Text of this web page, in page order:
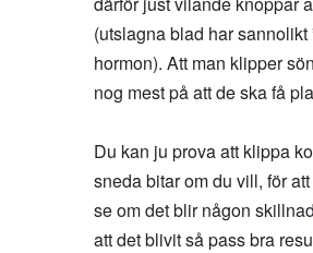
(utslagna blad har sannolikt
hormon). Att man klipper
nog mest på att de ska få
Du kan ju prova att klippa
sneda bitar om du vill, för
se om det blir någon
att det blivit så pass bra